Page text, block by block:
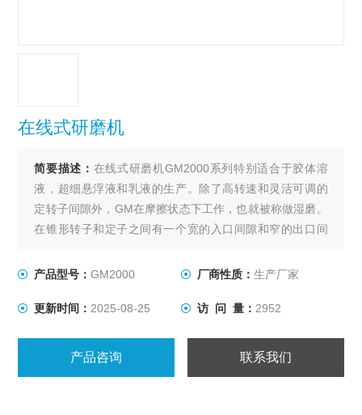
在线式研磨机
简要描述： 在线式研磨机GM2000系列特别适合于胶体溶
液，超细悬浮液和乳液的生产。除了高转速和灵活可调的
定转子间隙外，GM在摩擦状态下工作，也就被称做湿磨。
在锥形转子和定子之间有一个宽的入口间隙和窄的出口间
以达到更好的研磨分散的效果。GM2000整机采用良好几何
足不同行业的多种需求。
产品型号：GM2000 厂商性质： 生产厂家
更新时间： 2025-08-25 访 问 量： 2952
产品咨询 联系我们